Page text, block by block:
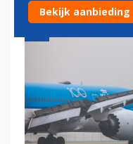
Bekijk aanbieding